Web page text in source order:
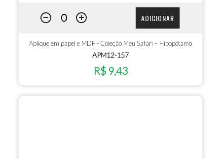
ADICIONAR
Aplique em papel e MDF - Coleção Meu Safari – Hipopótamo
APM12-157
R$ 9,43